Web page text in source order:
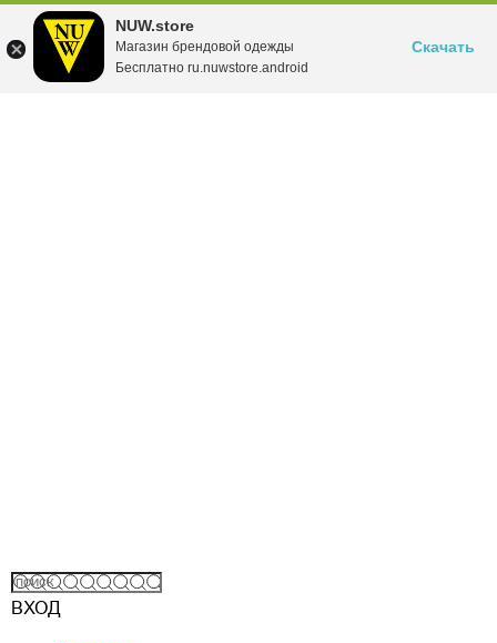
NUW.store
Магазин брендовой одежды
Бесплатно ru.nuwstore.android
Скачать
ВХОД